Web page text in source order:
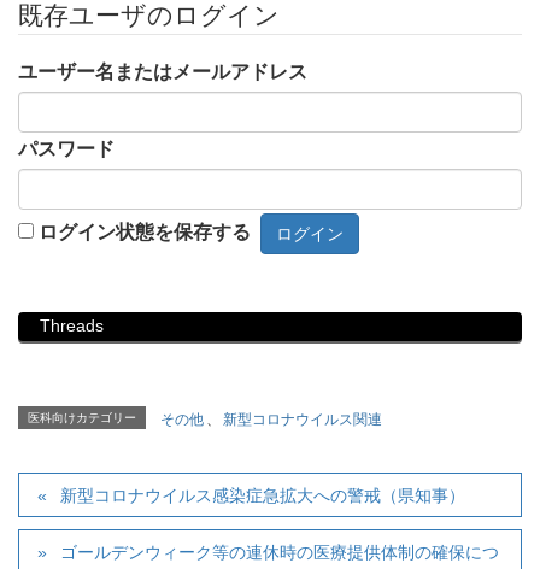
既存ユーザのログイン
ユーザー名またはメールアドレス
パスワード
ログイン状態を保存する
Threads
医科向けカテゴリー その他 、 新型コロナウイルス関連
新型コロナウイルス感染症急拡大への警戒（県知事）
ゴールデンウィーク等の連休時の医療提供体制の確保につ